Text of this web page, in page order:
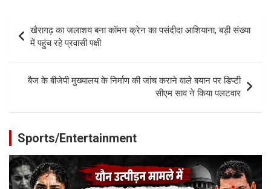
Post
navigation
खैरागढ़ का जलाशय बना कॉमन क्रेन का पसंदीदा आशियाना, बड़ी संख्या
में पहुंच रहे प्रवासी पक्षी
बैज के बीजेपी मुख्यालय के निर्माण की जांच कराने वाले बयान पर डिप्टी
सीएम साव ने किया पलटवार
Sports/Entertainment